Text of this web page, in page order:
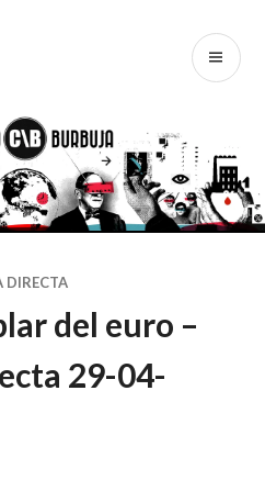
DIRECTA
del euro –
29-04-